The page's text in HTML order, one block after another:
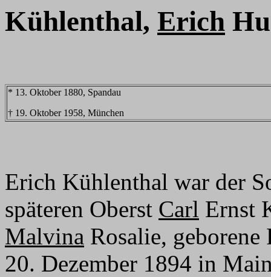
Kühlenthal, Erich
* 13. Oktober 1880, Spandau
† 19. Oktober 1958, München
Erich Kühlenthal war der
späteren Oberst Carl Ernst
Malvina Rosalie, geborene
20. Dezember 1894 in